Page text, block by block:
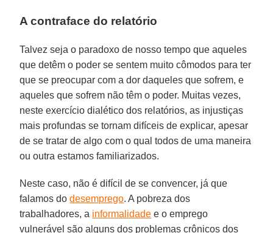
A contraface do relatório
Talvez seja o paradoxo de nosso tempo que aqueles
que detêm o poder se sentem muito cômodos para ter
que se preocupar com a dor daqueles que sofrem, e
aqueles que sofrem não têm o poder. Muitas vezes,
neste exercício dialético dos relatórios, as injustiças
mais profundas se tornam difíceis de explicar, apesar
de se tratar de algo com o qual todos de uma maneira
ou outra estamos familiarizados.
Neste caso, não é difícil de se convencer, já que
falamos dodesemprego. A pobreza dos
trabalhadores, a informalidade e o emprego
vulnerável são alguns dos problemas crônicos dos